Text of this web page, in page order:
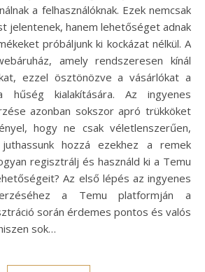
a felhasználóknak. Ezek nemcsak
jelentenek, hanem lehetőséget adnak
próbáljunk ki kockázat nélkül. A
amely rendszeresen kínál
ezzel ösztönözve a vásárlókat a
hűség kialakítására. Az ingyenes
azonban sokszor apró trükköket
hogy ne csak véletlenszerűen,
hozzá ezekhez a remek
regisztrálj és használd ki a Temu
Az első lépés az ingyenes
a Temu platformján a
során érdemes pontos és valós
sok…